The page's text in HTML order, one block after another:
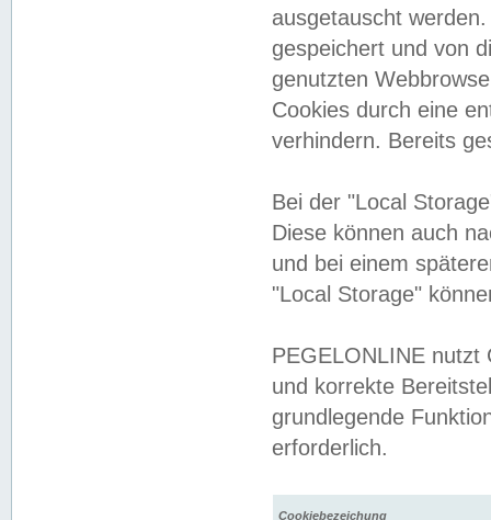
ausgetauscht
gespeichert und von
genutzten
Cookies durch eine
verhindern. Bereits
Bei der "Local
Diese können auch
und bei einem
"Local Storage"
PEGELONLINE nutzt
und korrekte
grundlegende
erforderlich.
Cookiebezeichung